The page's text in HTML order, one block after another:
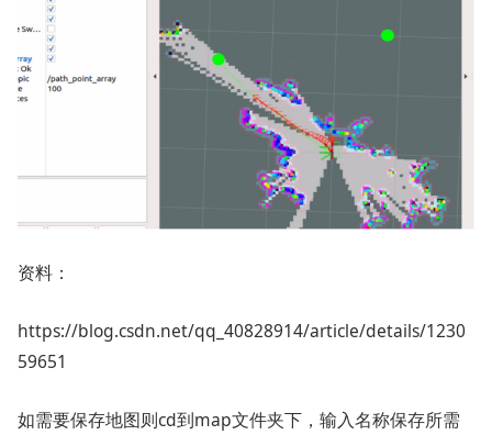
资料：
https://blog.csdn.net/qq_40828914/article/details/1230
59651
如需要保存地图则cd到map文件夹下，输入名称保存所需